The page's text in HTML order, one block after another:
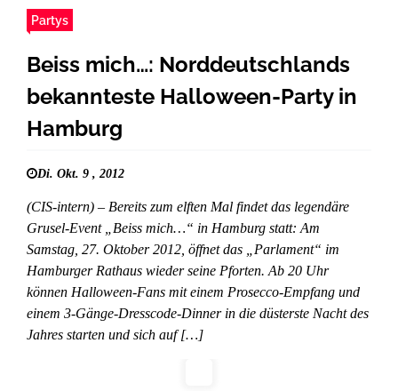
Partys
Beiss mich…: Norddeutschlands
bekannteste Halloween-Party in
Hamburg
Di. Okt. 9 , 2012
(CIS-intern) – Bereits zum elften Mal findet das legendäre
Grusel-Event „Beiss mich…“ in Hamburg statt: Am
Samstag, 27. Oktober 2012, öffnet das „Parlament“ im
Hamburger Rathaus wieder seine Pforten. Ab 20 Uhr
können Halloween-Fans mit einem Prosecco-Empfang und
einem 3-Gänge-Dresscode-Dinner in die düsterste Nacht des
Jahres starten und sich auf […]